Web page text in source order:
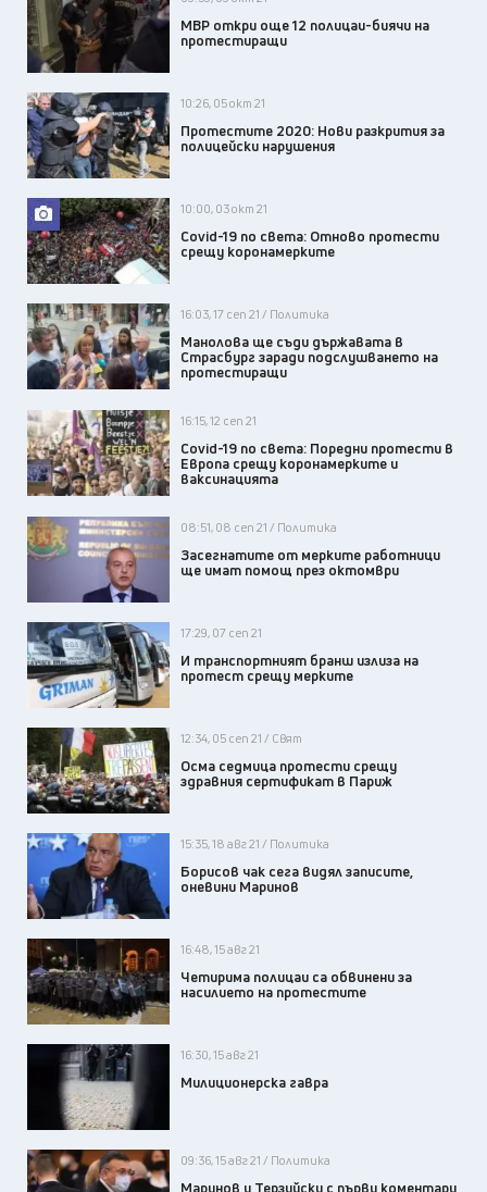
МВР откри още 12 полицаи-биячи на
протестиращи
10:26, 05 окт 21
Протестите 2020: Нови разкрития за
полицейски нарушения
10:00, 03 окт 21
Covid-19 по света: Отново протести
срещу коронамерките
16:03, 17 сеп 21 / Политика
Манолова ще съди държавата в
Страсбург заради подслушването на
протестиращи
16:15, 12 сеп 21
Covid-19 по света: Поредни протести в
Европа срещу коронамерките и
ваксинацията
08:51, 08 сеп 21 / Политика
Засегнатите от мерките работници
ще имат помощ през октомври
17:29, 07 сеп 21
И транспортният бранш излиза на
протест срещу мерките
12:34, 05 сеп 21 / Свят
Осма седмица протести срещу
здравния сертификат в Париж
15:35, 18 авг 21 / Политика
Борисов чак сега видял записите,
оневини Маринов
16:48, 15 авг 21
Четирима полицаи са обвинени за
насилието на протестите
16:30, 15 авг 21
Милиционерска гавра
09:36, 15 авг 21 / Политика
Маринов и Терзийски с първи коментари